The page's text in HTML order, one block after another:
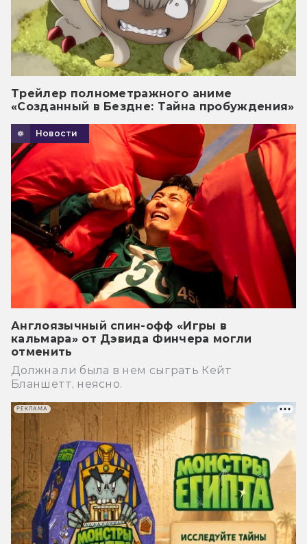
Трейлер полнометражного аниме
«Созданный в Бездне: Тайна пробуждения»
Новости
Англоязычный спин-офф «Игры в
кальмара» от Дэвида Финчера могли
отменить
Должна ли была в нем сыграть Кейт
Бланшетт, неясно.
РЕКЛАМА